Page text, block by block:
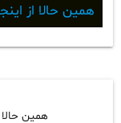
همین حالا از
همین